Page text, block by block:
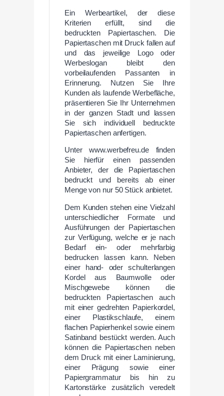
Ein Werbeartikel, der diese
Kriterien erfüllt, sind die
bedruckten Papiertaschen. Die
Papiertaschen mit Druck fallen auf
und das jeweilige Logo oder
Werbeslogan bleibt den
vorbeilaufenden Passanten in
Erinnerung. Nutzen Sie Ihre
Kunden als laufende Werbefläche,
präsentieren Sie Ihr Unternehmen
in der ganzen Stadt und lassen
Sie sich individuell bedruckte
Papiertaschen anfertigen.
Unter www.werbefreu.de finden
Sie hierfür einen passenden
Anbieter, der die Papiertaschen
bedruckt und bereits ab einer
Menge von nur 50 Stück anbietet.
Dem Kunden stehen eine Vielzahl
unterschiedlicher Formate und
Ausführungen der Papiertaschen
zur Verfügung, welche er je nach
Bedarf ein- oder mehrfarbig
bedrucken lassen kann. Neben
einer hand- oder schulterlangen
Kordel aus Baumwolle oder
Mischgewebe können die
bedruckten Papiertaschen auch
mit einer gedrehten Papierkordel,
einer Plastikschlaufe, einem
flachen Papierhenkel sowie einem
Satinband bestückt werden. Auch
können die Papiertaschen neben
dem Druck mit einer Laminierung,
einer Prägung sowie einer
Papiergrammatur bis hin zu
Kartonstärke zusätzlich veredelt